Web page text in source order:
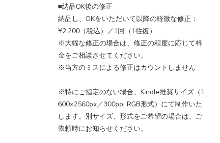
■納品OK後の修正
納品し、OKをいただいて以降の軽微な修正：
¥2,200（税込）／1回（1往復）
※大幅な修正の場合は、修正の程度に応じて料
金をご相談させてください。
※当方のミスによる修正はカウントしません
※特にご指定のない場合、Kindle推奨サイズ（1
600×2560px／300ppi RGB形式）にて制作いた
します。別サイズ、形式をご希望の場合は、ご
依頼時にお知らせください。